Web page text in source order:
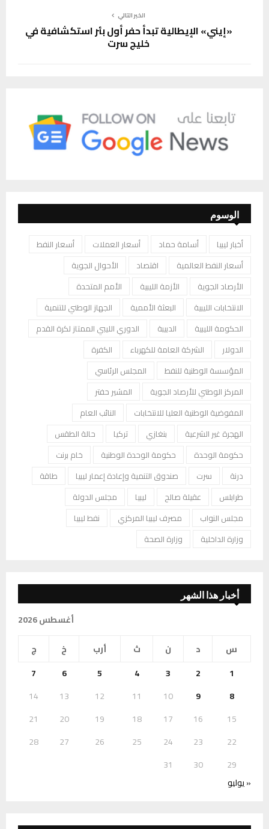
الخبر التالي
«إيني» الإيطالية تبدأ حفر أول بئر استكشافية في
خليج سرت
الوسوم
أخبار ليبيا أسامة حماد أسعار العملات
أسعار النفط
أسعار النفط العالمية
اقتصاد
الأحوال الجوية
الأرصاد الجوية
الأزمة الليبية
الأمم المتحدة
الانتخابات الليبية
البعثة الأممية
الجهاز الوطني للتنمية
الحكومة الليبية
الدبيبة
الدوري الليبي الممتاز لكرة القدم
الدولار
الشركة العامة للكهرباء
الكفرة
المؤسسة الوطنية للنفط
المجلس الرئاسي
المركز الوطني للأرصاد الجوية
المشير حفتر
المفوضية الوطنية العليا للانتخابات
النائب العام
الهجرة غير الشرعية
بنغازي تركيا
حالة الطقس
حكومة الوحدة
حكومة الوحدة الوطنية
خام برنت
درنة
سرت صندوق التنمية وإعادة إعمار ليبيا
طاقة
طرابلس
عقيلة صالح ليبيا
مجلس الدولة
مجلس النواب
مصرف ليبيا المركزي
نفط ليبيا
وزارة الداخلية
وزارة الصحة
أخبار هذا الشهر
أغسطس 2026
س
د ن ث أرب خ
ج
1
2
3
4
5
6
7
8
9
10
11
12
13
14
15
16
17
18
19
20
21
22
23
24
25
26
27
28
29
30
31
« يوليو